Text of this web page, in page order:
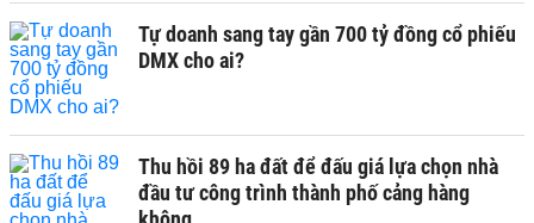
Tự doanh sang tay gần 700 tỷ đồng cổ phiếu
DMX cho ai?
Thu hồi 89 ha đất để đấu giá lựa chọn nhà
đầu tư công trình thành phố cảng hàng